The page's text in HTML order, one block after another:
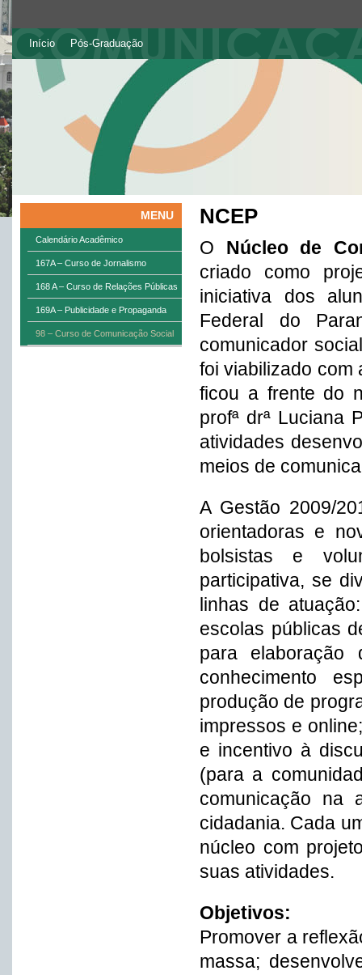
Início Pós-Graduação
MENU
Calendário Acadêmico
167A – Curso de Jornalismo
168 A – Curso de Relações Públicas
169A – Publicidade e Propaganda
98 – Curso de Comunicação Social
NCEP
O Núcleo de
criado como
iniciativa dos
Federal do
comunicador
foi viabilizado com
ficou a frente do
profª drª Luciana
atividades
meios de
A Gestão 2009/
orientadoras e
bolsistas e
participativa, se
linhas de
escolas públicas
para elaboração
conhecimento
produção de
impressos e
e incentivo à
(para a
comunicação na
cidadania. Cada
núcleo com
suas atividades.
Objetivos:
Promover a
massa;